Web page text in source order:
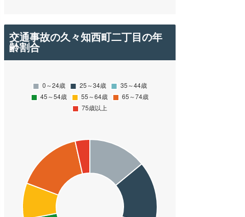
交通事故の久々知西町二丁目の年
齢割合